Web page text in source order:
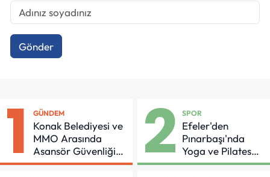
Gönder
1 GÜNDEM
Konak Belediyesi ve
MMO Arasında
Asansör Güvenliği
İçin Önemli Protokol
2 SPOR
Efeler'den
Pınarbaşı'nda
Yoga ve Pilates
Buluşması